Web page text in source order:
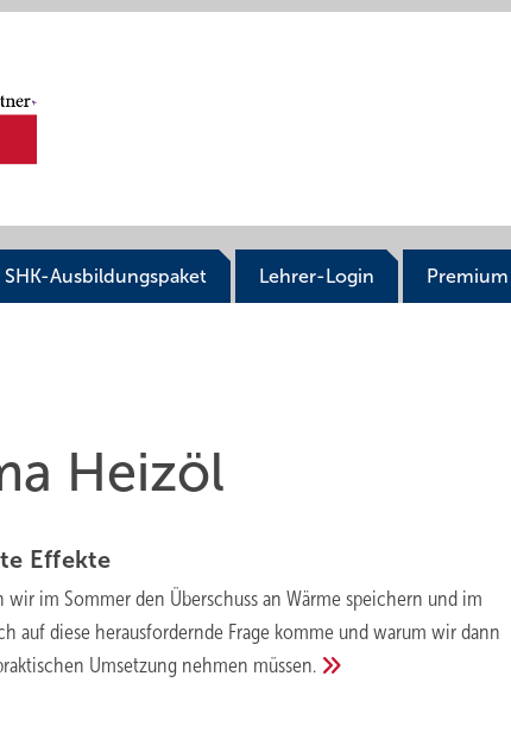
SHK-Ausbildungspaket Lehrer-Login Premium
Heizöl
Effekte
wir im Sommer den Überschuss an Wärme speichern und im
auf diese herausfordernde Frage komme und warum wir dann
Umsetzung nehmen müssen.